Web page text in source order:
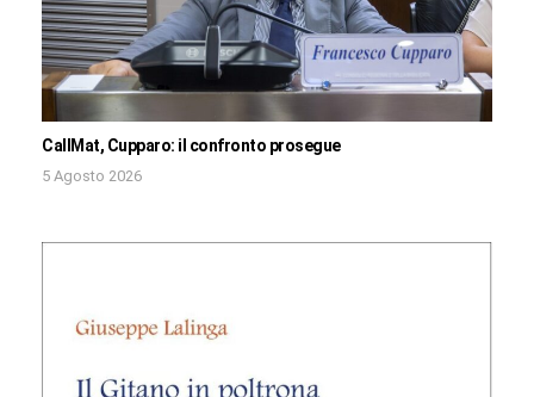
CallMat, Cupparo: il confronto prosegue
5 Agosto 2026